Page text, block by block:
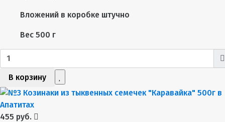
Вложений в коробке штучно
Вес 500 г
В корзину
455 руб.